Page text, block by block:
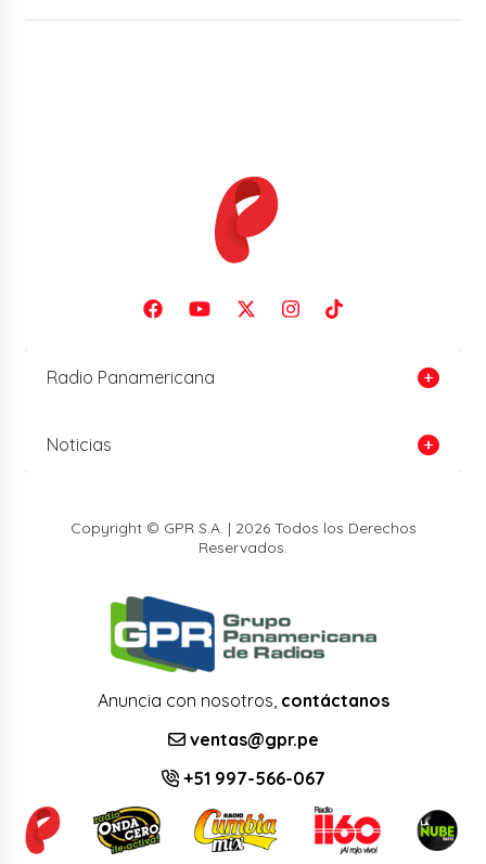
Radio Panamericana
Noticias
Copyright © GPR S.A. | 2026 Todos los Derechos
Reservados.
Anuncia con nosotros, contáctanos
ventas@gpr.pe
+51 997-566-067